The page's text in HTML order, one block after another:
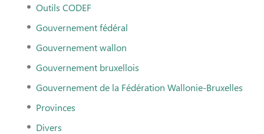
Outils CODEF
Gouvernement fédéral
Gouvernement wallon
Gouvernement bruxellois
Gouvernement de la Fédération Wallonie-Bruxelles
Provinces
Divers